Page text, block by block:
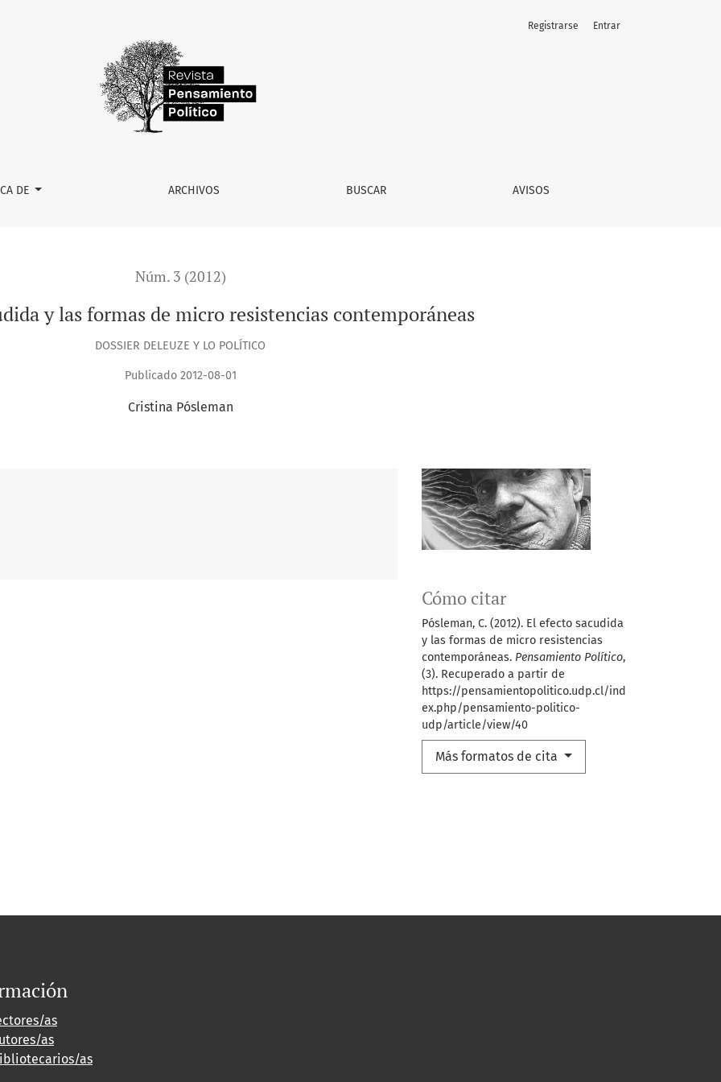
DE ARCHIVOS BUSCAR AVISOS
Registrarse Entrar
Núm. 3 (2012)
y las formas de micro resistencias contemporáneas
DOSSIER DELEUZE Y LO POLÍTICO
Publicado 2012-08-01
Cristina Pósleman
Cómo citar
Pósleman, C. (2012). El efecto sacudida
y las formas de micro resistencias
contemporáneas. Pensamiento Político,
(3). Recuperado a partir de
https://pensamientopolitico.udp.cl/ind
ex.php/pensamiento-politico-
udp/article/view/40
Más formatos de cita
as
as
as